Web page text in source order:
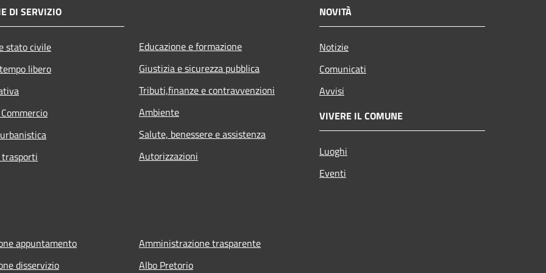
DI SERVIZIO
stato civile
libero
Educazione e formazione
Giustizia e sicurezza pubblica
Tributi,finanze e contravvenzioni
Ambiente
Salute, benessere e assistenza
Autorizzazioni
NOVITÀ
Notizie
Comunicati
Avvisi
VIVERE IL COMUNE
Luoghi
Eventi
appuntamento
disservizio
Amministrazione trasparente
Albo Pretorio